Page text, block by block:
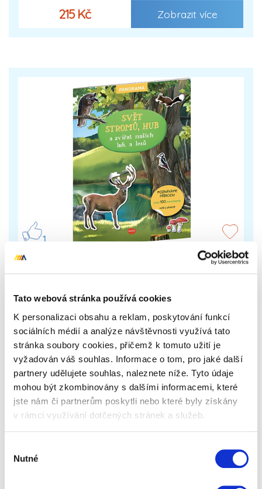
Tato webová stránka používá cookies
K personalizaci obsahu a reklam, poskytování funkcí
sociálních médií a analýze návštěvnosti využívá tato
stránka soubory cookies, přičemž k tomuto užití je
vyžadován váš souhlas. Informace o tom, pro jaké další
partnery udělujete souhlas, naleznete níže. Tyto údaje
mohou být zkombinovány s dalšími informacemi, které
jste nám či partnerům poskytli nebo které byly získány
v rámci využívání dotčených stránek a služeb.
souhlasu
Nutné
215 Kč Zobrazit více
1
SVĚT STROMŮ, hub a zvířat našich luk a
Panoramatický plakát k dotvoření, samolepky,
šablony, díky nimž zvládnete hravě nakreslit strom,
houbu nebo třeba zvíře jako profík……
159 Kč Zobrazit více